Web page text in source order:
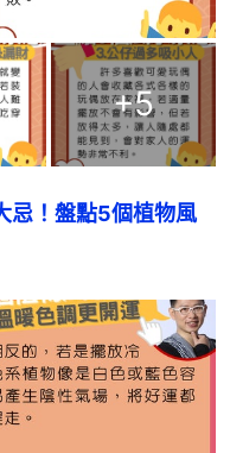
+5
忌！盤點5個植物風